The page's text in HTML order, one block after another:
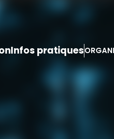
Infos pratiques